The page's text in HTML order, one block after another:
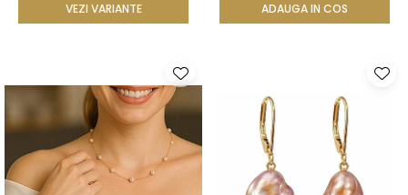
VEZI VARIANTE ADAUGA IN COS